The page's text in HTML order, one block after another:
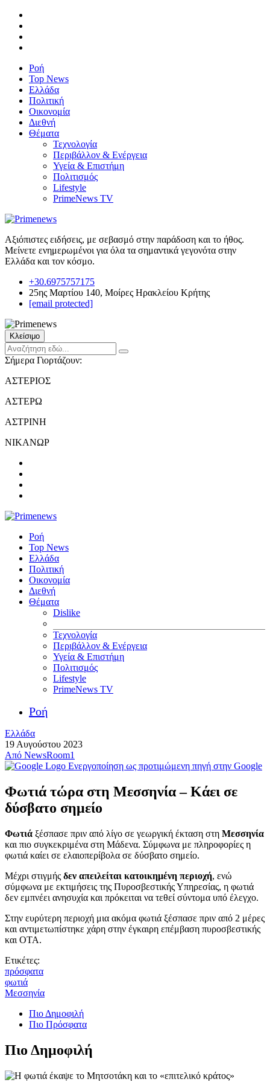
Ροή
Top News
Ελλάδα
Πολιτική
Οικονομία
Διεθνή
Θέματα
Τεχνολογία
Περιβάλλον & Ενέργεια
Υγεία & Επιστήμη
Πολιτισμός
Lifestyle
PrimeNews TV
Αξιόπιστες ειδήσεις, με σεβασμό στην παράδοση και το ήθος.
Μείνετε ενημερωμένοι για όλα τα σημαντικά γεγονότα στην
Ελλάδα και τον κόσμο.
+30.6975757175
25ης Μαρτίου 140, Μοίρες Ηρακλείου Κρήτης
[email protected]
Κλείσιμο
Σήμερα Γιορτάζουν:
ΑΣΤΕΡΙΟΣ
ΑΣΤΕΡΩ
ΑΣΤΡΙΝΗ
ΝΙΚΑΝΩΡ
Ροή
Top News
Ελλάδα
Πολιτική
Οικονομία
Διεθνή
Θέματα
Dislike
Τεχνολογία
Περιβάλλον & Ενέργεια
Υγεία & Επιστήμη
Πολιτισμός
Lifestyle
PrimeNews TV
Ροή
Ελλάδα
19 Αυγούστου 2023
Από NewsRoom1
Ενεργοποίηση ως προτιμώμενη πηγή στην Google
Φωτιά τώρα στη Μεσσηνία – Κάει σε
δύσβατο σημείο
Φωτιά ξέσπασε πριν από λίγο σε γεωργική έκταση στη Μεσσηνία
και πιο συγκεκριμένα στη Μάδενα. Σύμφωνα με πληροφορίες η
φωτιά καίει σε ελαιοπερίβολα σε δύσβατο σημείο.
Μέχρι στιγμής δεν απειλείται κατοικημένη περιοχή, ενώ
σύμφωνα με εκτιμήσεις της Πυροσβεστικής Υπηρεσίας, η φωτιά
δεν εμπνέει ανησυχία και πρόκειται να τεθεί σύντομα υπό έλεγχο.
Στην ευρύτερη περιοχή μια ακόμα φωτιά ξέσπασε πριν από 2 μέρες
και αντιμετωπίστηκε χάρη στην έγκαιρη επέμβαση πυροσβεστικής
και ΟΤΑ.
Ετικέτες:
πρόσφατα
φωτιά
Μεσσηνία
Πιο Δημοφιλή
Πιο Πρόσφατα
Πιο Δημοφιλή